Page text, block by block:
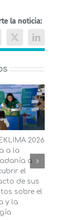
la noticia:
X LinkedIn
2026
a la
a
el
de sus
sobre el
y la